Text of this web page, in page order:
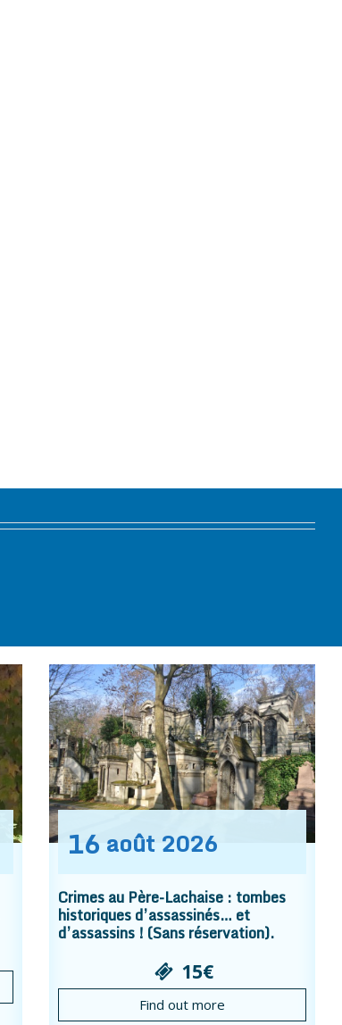
16 août 2026
Crimes au Père-Lachaise : tombes
historiques d’assassinés… et
d’assassins ! (Sans réservation).
15€
Find out more